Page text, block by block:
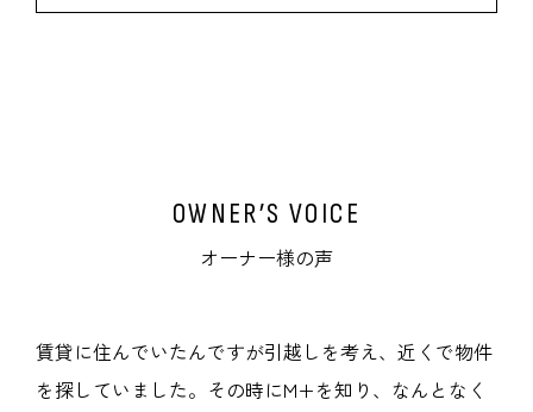
OWNER’S VOICE
オーナー様の声
賃貸に住んでいたんですが引越しを考え、近くで物件
を探していました。その時にM+を知り、なんとなく